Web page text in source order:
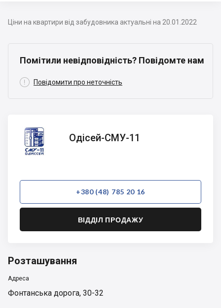
Ціни на квартири від забудовника актуальні на 20.01.2022
Помітили невідповідність? Повідомте нам
 Повідомити про неточність
Одісей-
СМУ-11
Одісей-СМУ-11
+380 (48) 785 20 16
ВІДДІЛ ПРОДАЖУ
Розташування
Адреса
Фонтанська дорога, 30-32